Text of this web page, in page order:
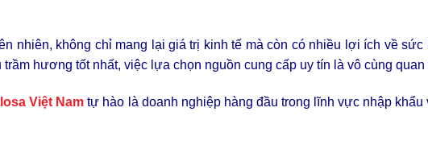
nhiên, không chỉ mang lại giá trị kinh tế mà còn có nhiều lợi ích về sức
hương tốt nhất, việc lựa chọn nguồn cung cấp uy tín là vô cùng quan
Việt Nam tự hào là doanh nghiệp hàng đầu trong lĩnh vực nhập khẩu